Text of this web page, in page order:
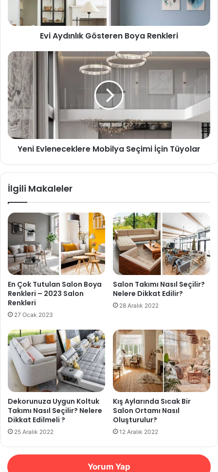
Evi Aydınlık Gösteren Boya Renkleri
Yeni Evleneceklere Mobilya Seçimi İçin Tüyolar
İlgili Makaleler
En Çok Tutulan Salon Boya
Renkleri – 2023 Salon
Renkleri
27 Ocak 2023
Salon Takımı Nasıl Seçilir?
Nelere Dikkat Edilir?
28 Aralık 2022
Dekorunuza Uygun Koltuk
Takımı Nasıl Seçilir? Nelere
Dikkat Edilmeli ?
25 Aralık 2022
Kış Aylarında Sıcak Bir
Salon Ortamı Nasıl
Oluşturulur?
12 Aralık 2022
Yorum Yap